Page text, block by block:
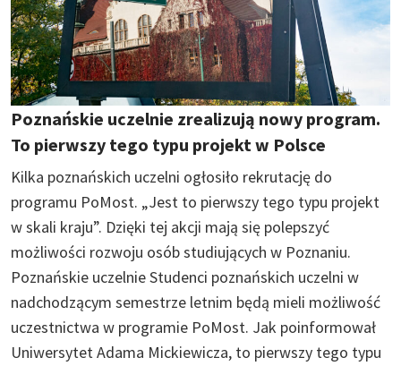
Poznańskie uczelnie zrealizują nowy program.
To pierwszy tego typu projekt w Polsce
Kilka poznańskich uczelni ogłosiło rekrutację do
programu PoMost. „Jest to pierwszy tego typu projekt
w skali kraju”. Dzięki tej akcji mają się polepszyć
możliwości rozwoju osób studiujących w Poznaniu.
Poznańskie uczelnie Studenci poznańskich uczelni w
nadchodzącym semestrze letnim będą mieli możliwość
uczestnictwa w programie PoMost. Jak poinformował
Uniwersytet Adama Mickiewicza, to pierwszy tego typu